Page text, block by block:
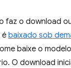
faz o download
é baixado sob
baixe o
O download